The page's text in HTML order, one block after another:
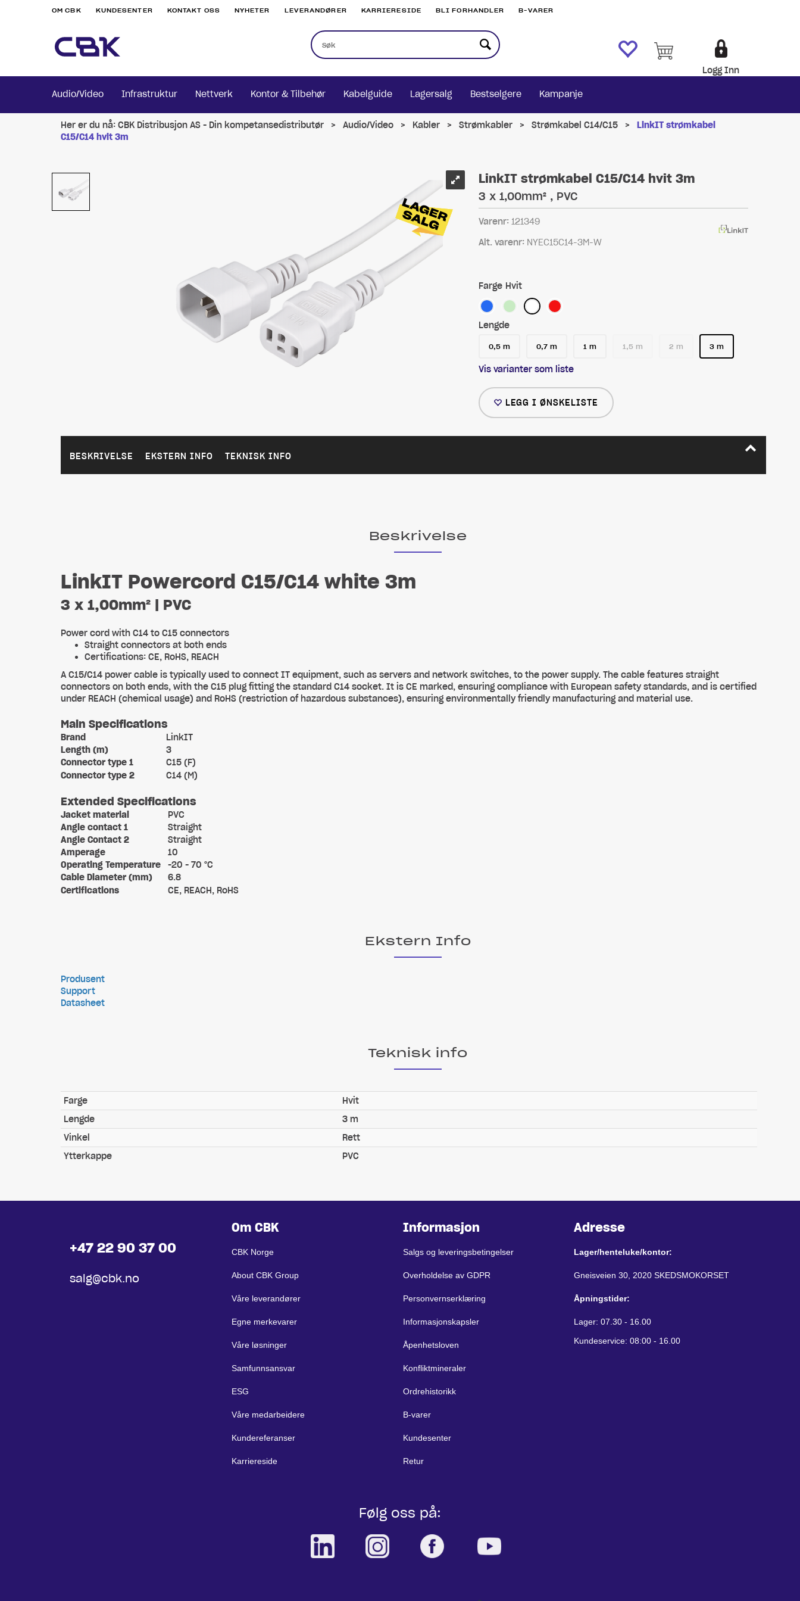
OM CBK KUNDESENTER KONTAKT OSS NYHETER LEVERANDØRER KARRIERESIDE BLI FORHANDLER B-VARER
Logg Inn
Audio/Video Infrastruktur Nettverk Kontor & Tilbehør Kabelguide Lagersalg Bestselgere Kampanje
Her er du nå: CBK Distribusjon AS - Din kompetansedistributør > Audio/Video > Kabler > Strømkabler > Strømkabel C14/C15 >
LinkIT strømkabel
C15/C14 hvit 3m
LinkIT strømkabel C15/C14 hvit 3m
3 x 1,00mm² , PVC
Varenr: 121349
Alt. varenr: NYEC15C14-3M-W
Farge Hvit
Lengde
0,5 m 0,7 m 1 m 1,5 m 2 m 3 m
Vis varianter som liste
LEGG I ØNSKELISTE
BESKRIVELSE EKSTERN INFO TEKNISK INFO
Beskrivelse
LinkIT Powercord C15/C14 white 3m
3 x 1,00mm² | PVC
Power cord with C14 to C15 connectors
Straight connectors at both ends
Certifications: CE, RoHS, REACH
A C15/C14 power cable is typically used to connect IT equipment, such as servers and network switches, to the power supply. The cable features straight
connectors on both ends, with the C15 plug fitting the standard C14 socket. It is CE marked, ensuring compliance with European safety standards, and is certified
under REACH (chemical usage) and RoHS (restriction of hazardous substances), ensuring environmentally friendly manufacturing and material use.
Main Specifications
Brand
LinkIT
Length (m)
3
Connector type 1
C15 (F)
Connector type 2
C14 (M)
Extended Specifications
Jacket material
PVC
Angle contact 1
Straight
Angle Contact 2
Straight
Amperage
10
Operating Temperature
-20 - 70 °C
Cable Diameter (mm)
6.8
Certifications
CE, REACH, RoHS
Ekstern Info
Produsent
Support
Datasheet
Teknisk info
Farge
Hvit
Lengde
3 m
Vinkel
Rett
Ytterkappe
PVC
+47 22 90 37 00
salg@cbk.no
Om CBK
CBK Norge
About CBK Group
Våre leverandører
Egne merkevarer
Våre løsninger
Samfunnsansvar
ESG
Våre medarbeidere
Kundereferanser
Karriereside
Informasjon
Salgs og leveringsbetingelser
Overholdelse av GDPR
Personvernserklæring
Informasjonskapsler
Åpenhetsloven
Konfliktmineraler
Ordrehistorikk
B-varer
Kundesenter
Retur
Adresse
Lager/henteluke/kontor:
Gneisveien 30, 2020 SKEDSMOKORSET
Åpningstider:
Lager: 07.30 - 16.00
Kundeservice: 08:00 - 16.00
Følg oss på: